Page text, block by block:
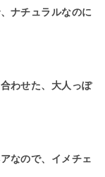
ナチュラルなのに
わせた、大人っぽ
なので、イメチェ